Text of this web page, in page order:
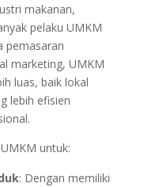
makanan,
pelaku UMKM
pemasaran
marketing, UMKM
luas, baik lokal
lebih efisien
untuk:
: Dengan memiliki